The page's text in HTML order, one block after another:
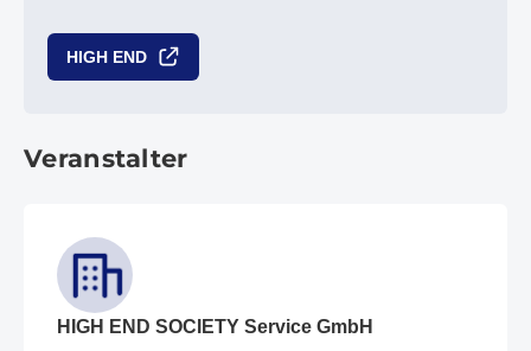
HIGH END
Veranstalter
HIGH END SOCIETY Service GmbH